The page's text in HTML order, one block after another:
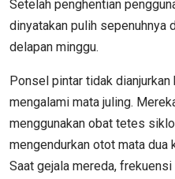
Setelah penghentian
dinyatakan pulih sepenuhnya
delapan minggu.
Ponsel pintar tidak dianjurkan
mengalami mata juling.
menggunakan obat tetes
mengendurkan otot mata dua
Saat gejala mereda,